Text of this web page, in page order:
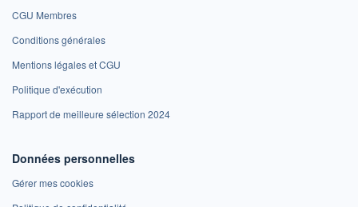
CGU Membres
Conditions générales
Mentions légales et CGU
Politique d'exécution
Rapport de meilleure sélection 2024
Données personnelles
Gérer mes cookies